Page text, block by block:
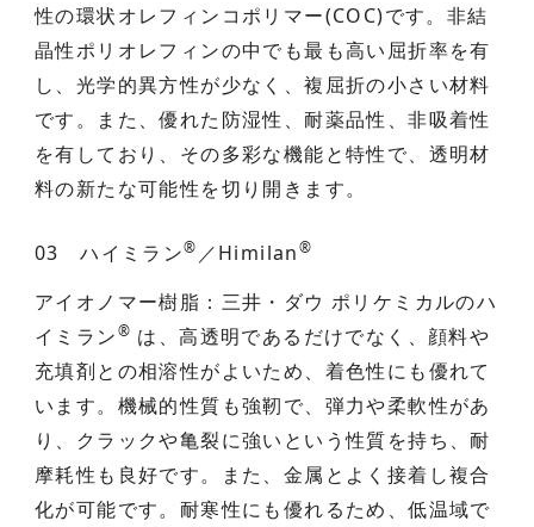
性の環状オレフィンコポリマー(COC)です。非結
晶性ポリオレフィンの中でも最も高い屈折率を有
し、光学的異方性が少なく、複屈折の小さい材料
です。また、優れた防湿性、耐薬品性、非吸着性
を有しており、その多彩な機能と特性で、透明材
料の新たな可能性を切り開きます。
03 ハイミラン® ／Himilan®
アイオノマー樹脂：三井・ダウ ポリケミカルのハ
イミラン® は、高透明であるだけでなく、顔料や
充填剤との相溶性がよいため、着色性にも優れて
います。機械的性質も強靭で、弾力や柔軟性があ
り、クラックや亀裂に強いという性質を持ち、耐
摩耗性も良好です。また、金属とよく接着し複合
化が可能です。耐寒性にも優れるため、低温域で